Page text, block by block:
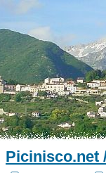
Picinisco.net